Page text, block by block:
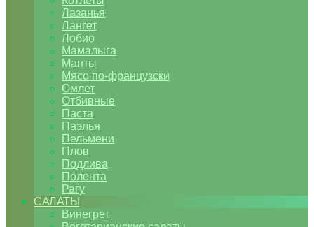
Лазанья
Лангет
Лобио
Мамалыга
Манты
Мясо по-французски
Омлет
Отбивные
Паста
Паэлья
Пельмени
Плов
Подлива
Полента
Рагу
САЛАТЫ
Винегрет